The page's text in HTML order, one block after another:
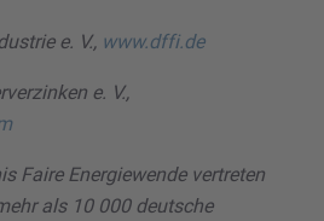
e. V., www.dffi.de
e. V.,
Faire Energiewende vertreten
als 10 000 deutsche